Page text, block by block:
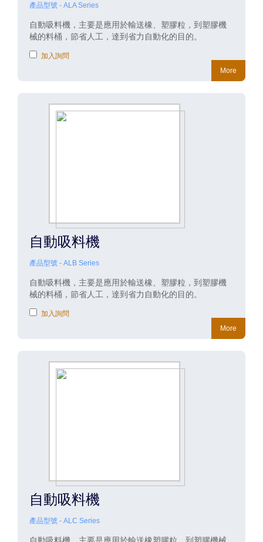
More
產品型號 - ALA Series
自動吸料機，主要是應用於輸送橡、塑膠粒，到塑膠機
械的料桶，節省人工，達到省力自動化的目的。
加入詢問
More
自動吸料機
產品型號 - ALB Series
自動吸料機，主要是應用於輸送橡、塑膠粒，到塑膠機
械的料桶，節省人工，達到省力自動化的目的。
加入詢問
自動吸料機
產品型號 - ALC Series